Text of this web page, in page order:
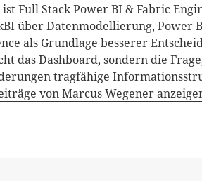
Full Stack Power BI & Fabric
über Datenmodellierung, Power
als Grundlage besserer
das Dashboard, sondern die
tragfähige
von Marcus Wegener